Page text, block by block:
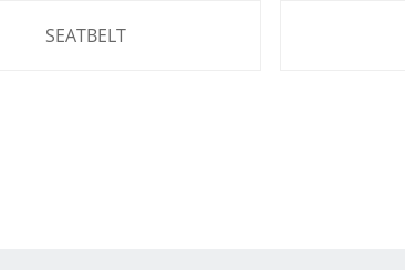
SEATBELT